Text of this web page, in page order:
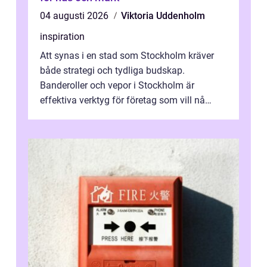
04 augusti 2026
Viktoria Uddenholm
inspiration
Att synas i en stad som Stockholm kräver
både strategi och tydliga budskap.
Banderoller och vepor i Stockholm är
effektiva verktyg för företag som vill nå